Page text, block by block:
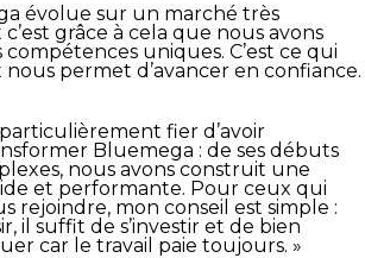
évolue sur un marché très
grâce à cela que nous avons
uniques. C’est ce qui
permet d’avancer en confiance.
fier d’avoir
Bluemega : de ses débuts
nous avons construit une
et performante. Pour ceux qui
rejoindre, mon conseil est simple :
il suffit de s’investir et de bien
car le travail paie toujours. »